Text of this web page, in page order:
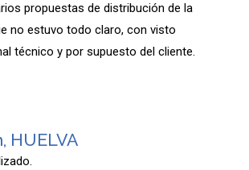
propuestas de distribución de la
no estuvo todo claro, con visto
técnico y por supuesto del cliente.
HUELVA